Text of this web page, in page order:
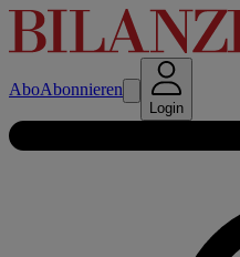
AboAbonnieren
Login